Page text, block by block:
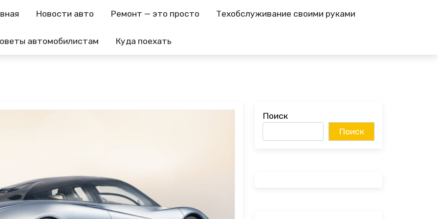
Новости авто Ремонт — это просто Техобслуживание своими руками
автомобилистам Куда поехать
Поиск
Поиск